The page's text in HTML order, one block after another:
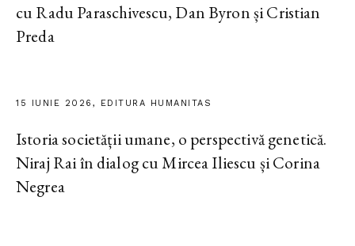
cu Radu Paraschivescu, Dan Byron și Cristian
Preda
15 IUNIE 2026, EDITURA HUMANITAS
Istoria societății umane, o perspectivă genetică.
Niraj Rai în dialog cu Mircea Iliescu și Corina
Negrea